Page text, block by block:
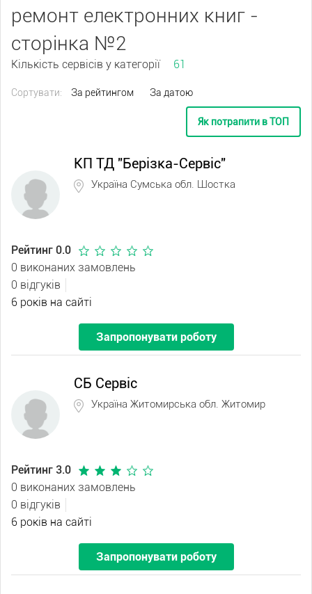
ремонт електронних книг -
сторінка №2
Кількість сервісів у категорії 61
Сортувати: За рейтингом За датою
Як потрапити в ТОП
КП ТД "Берізка-Сервіс"
Україна Сумська обл. Шостка
Рейтинг 0.0
0 виконаних замовлень
0 відгуків
6 років на сайті
Запропонувати роботу
СБ Сервіс
Україна Житомирська обл. Житомир
Рейтинг 3.0
0 виконаних замовлень
0 відгуків
6 років на сайті
Запропонувати роботу